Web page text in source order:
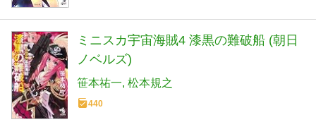
ミニスカ宇宙海賊4 漆黒の難破船 (朝日
ノベルズ)
笹本祐一 松本規之
440